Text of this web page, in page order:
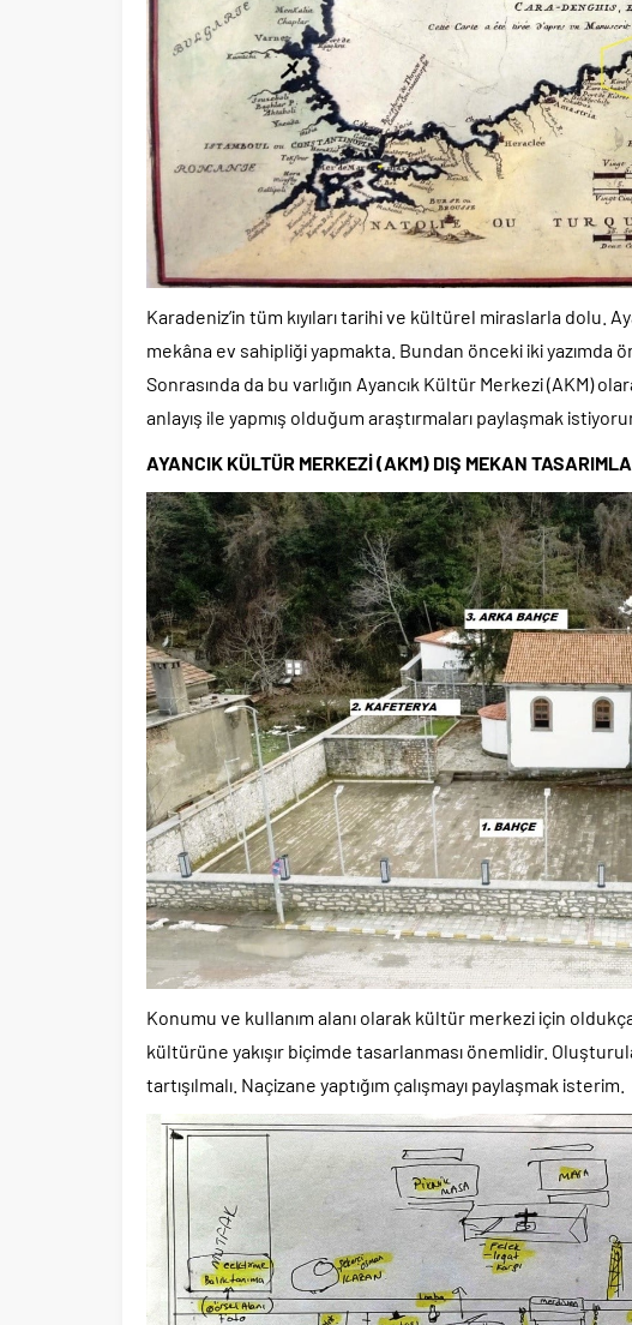
Karadeniz’in tüm kıyıları tarihi ve kültürel miraslarla dolu.
mekâna ev sahipliği yapmakta. Bundan önceki iki yazımda
Sonrasında da bu varlığın Ayancık Kültür Merkezi (AKM)
anlayış ile yapmış olduğum araştırmaları paylaşmak
AYANCIK KÜLTÜR MERKEZİ (AKM) DIŞ MEKAN
Konumu ve kullanım alanı olarak kültür merkezi için
kültürüne yakışır biçimde tasarlanması önemlidir.
tartışılmalı. Naçizane yaptığım çalışmayı paylaşmak isterim.